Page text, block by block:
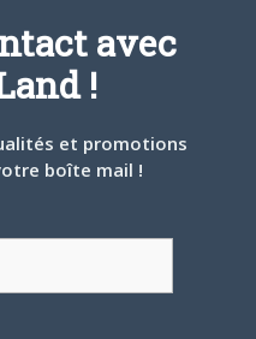
avec
!
et promotions
boîte mail !